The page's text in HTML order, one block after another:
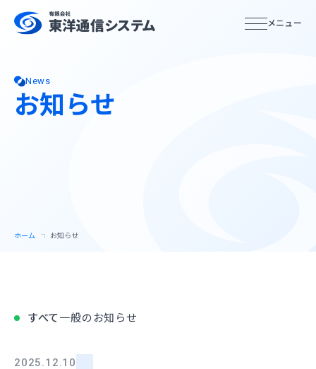
ホーム
News
お知らせ
ホーム お知らせ
2025.12.10
すべて一般のお知らせ